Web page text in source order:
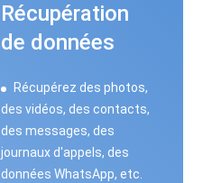
Récupération
de données
Récupérez des photos,
des vidéos, des contacts,
des messages, des
journaux d'appels, des
données WhatsApp, etc.